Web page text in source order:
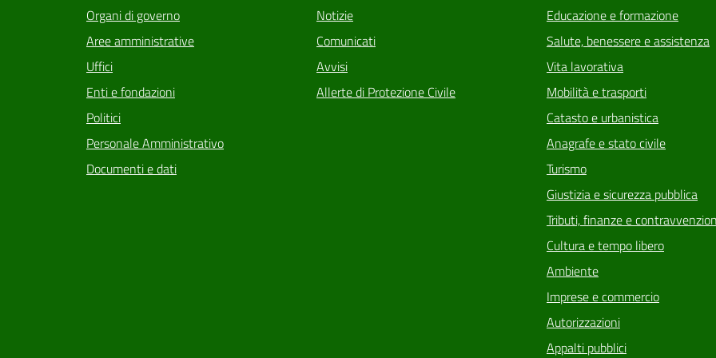
Organi di governo
Aree amministrative
Uffici
Enti e fondazioni
Politici
Personale Amministrativo
Documenti e dati
Notizie
Comunicati
Avvisi
Allerte di Protezione Civile
Educazione e formazione
Salute, benessere e assistenza
Vita lavorativa
Mobilità e trasporti
Catasto e urbanistica
Anagrafe e stato civile
Turismo
Giustizia e sicurezza pubblica
Tributi, finanze e
Cultura e tempo libero
Ambiente
Imprese e commercio
Autorizzazioni
Appalti pubblici